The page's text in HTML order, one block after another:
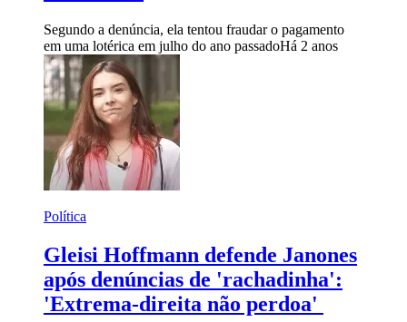
Segundo a denúncia, ela tentou fraudar o pagamento
em uma lotérica em julho do ano passadoHá 2 anos
Política
Gleisi Hoffmann defende Janones
após denúncias de 'rachadinha':
'Extrema-direita não perdoa'